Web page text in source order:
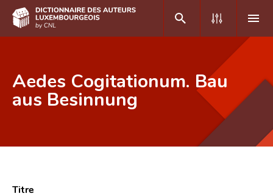
DE FR
Foire aux questions
Aedes Cogitationum. Bau
aus Besinnung
Titre